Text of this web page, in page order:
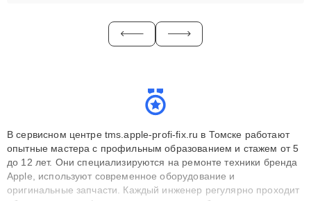
В сервисном центре tms.apple-profi-fix.ru в Томске работают
опытные мастера с профильным образованием и стажем от 5
до 12 лет. Они специализируются на ремонте техники бренда
Apple, используют современное оборудование и
оригинальные запчасти. Каждый инженер регулярно проходит